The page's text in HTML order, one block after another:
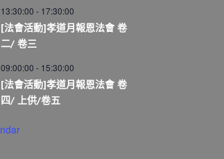
13:30:00 - 17:30:00
[法會活動]孝道月報恩法會 卷
二/ 卷三
09:00:00 - 15:30:00
[法會活動]孝道月報恩法會 卷
四/ 上供/卷五